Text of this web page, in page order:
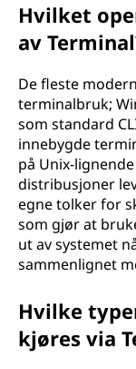
Hvilket
av
De fleste
terminalbruk;
som standard
innebygde
på Unix-
distribusjoner
egne tolker for
som gjør at
ut av systemet
sammenlignet
Hvilke
kjøres via